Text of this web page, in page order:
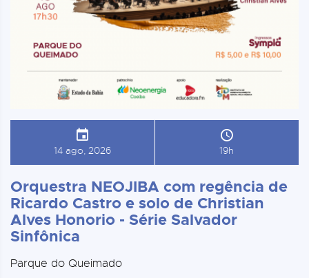
14 ago, 2026 19h
Orquestra NEOJIBA com regência de
Ricardo Castro e solo de Christian
Alves Honorio - Série Salvador
Sinfônica
Parque do Queimado